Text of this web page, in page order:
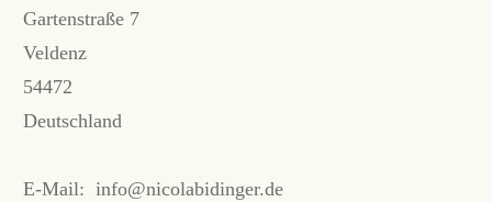
Gartenstraße 7
Veldenz
54472
Deutschland
E-Mail: info@nicolabidinger.de